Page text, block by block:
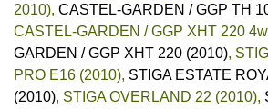
2010), CASTEL-GARDEN / GGP TH
CASTEL-GARDEN / GGP XHT 220
GARDEN / GGP XHT 220 (2010),
PRO E16 (2010), STIGA ESTATE
(2010), STIGA OVERLAND 22 (2010),